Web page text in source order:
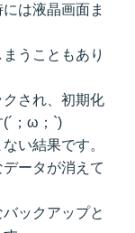
は液晶画面ま
うこともあり
され、初期化
；ω；`)
い結果です。
ータが消えて
ックアップと